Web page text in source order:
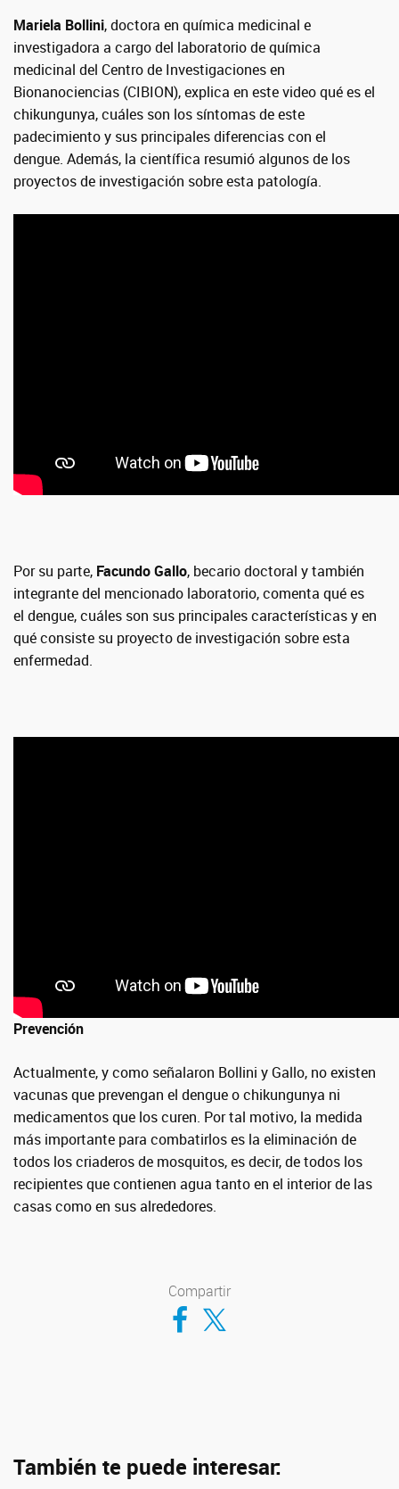
Mariela Bollini, doctora en química medicinal e
investigadora a cargo del laboratorio de química
medicinal del Centro de Investigaciones en
Bionanociencias (CIBION), explica en este video qué es el
chikungunya, cuáles son los síntomas de este
padecimiento y sus principales diferencias con el
dengue. Además, la científica resumió algunos de los
proyectos de investigación sobre esta patología.
Por su parte, Facundo Gallo, becario doctoral y también
integrante del mencionado laboratorio, comenta qué es
el dengue, cuáles son sus principales características y en
qué consiste su proyecto de investigación sobre esta
enfermedad.
Prevención
Actualmente, y como señalaron Bollini y Gallo, no existen
vacunas que prevengan el dengue o chikungunya ni
medicamentos que los curen. Por tal motivo, la medida
más importante para combatirlos es la eliminación de
todos los criaderos de mosquitos, es decir, de todos los
recipientes que contienen agua tanto en el interior de las
casas como en sus alrededores.
Compartir
Compartir en Facebook
Compartir en Twitter
También te puede interesar: